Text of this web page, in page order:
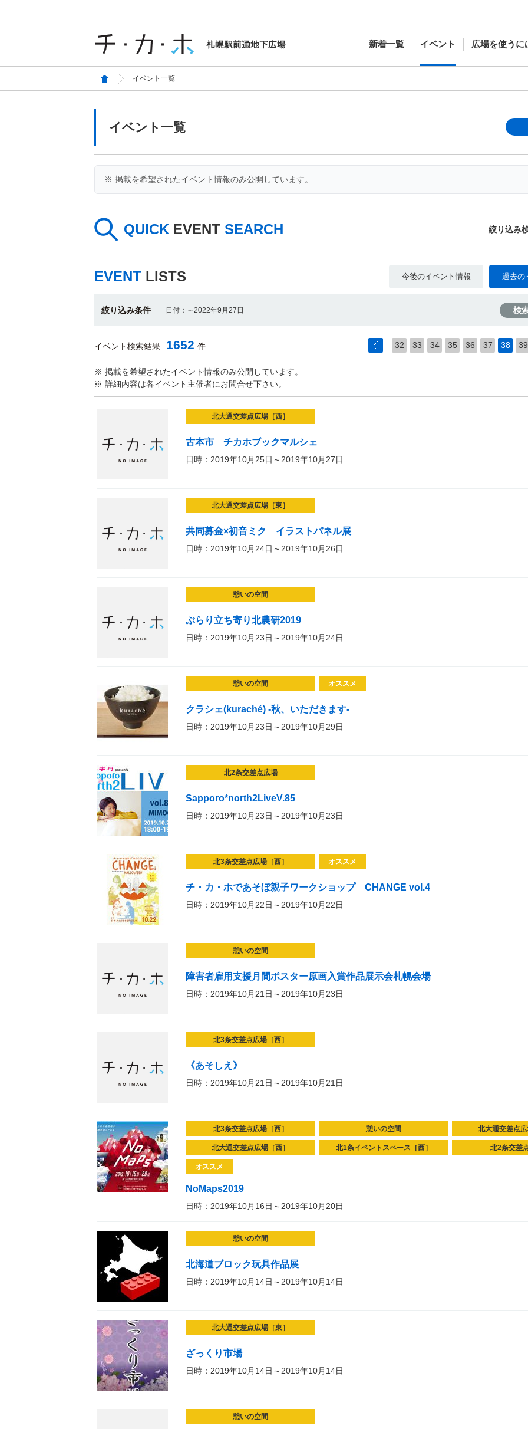
新着一覧 イベント 広場を使うに
イベント一覧
イベント一覧
※ 掲載を希望されたイベント情報のみ公開しています。
QUICK EVENT SEARCH 絞り込み
EVENT LISTS 今後のイベント情報 過去の
絞り込み条件 日付：～2022年9月27日 検
イベント検索結果 1652 件 32 33 34 35 36 37 38 39
※ 掲載を希望されたイベント情報のみ公開しています。
※ 詳細内容は各イベント主催者にお問合せ下さい。
北大通交差点広場［西］
古本市 チカホブックマルシェ
日時：2019年10月25日～2019年10月27日
北大通交差点広場［東］
共同募金×初音ミク イラストパネル展
日時：2019年10月24日～2019年10月26日
憩いの空間
ぶらり立ち寄り北農研2019
日時：2019年10月23日～2019年10月24日
憩いの空間 オススメ
クラシェ(kuraché) -秋、いただきます-
日時：2019年10月23日～2019年10月29日
北2条交差点広場
Sapporo*north2LiveV.85
日時：2019年10月23日～2019年10月23日
北3条交差点広場［西］ オススメ
チ・カ・ホであそぼ親子ワークショップ CHANGE vol.4
日時：2019年10月22日～2019年10月22日
憩いの空間
障害者雇用支援月間ポスター原画入賞作品展示会札幌会場
日時：2019年10月21日～2019年10月23日
北3条交差点広場［西］
《あそしえ》
日時：2019年10月21日～2019年10月21日
北3条交差点広場［西］ 憩いの空間 北大通交差点広
北大通交差点広場［西］ 北1条イベントスペース［西］ 北2条交差
オススメ
NoMaps2019
日時：2019年10月16日～2019年10月20日
憩いの空間
北海道ブロック玩具作品展
日時：2019年10月14日～2019年10月14日
北大通交差点広場［東］
ざっくり市場
日時：2019年10月14日～2019年10月14日
憩いの空間